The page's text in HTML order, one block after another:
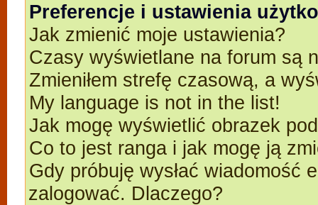
Preferencje i ustawienia
Jak zmienić moje ustawienia?
Czasy wyświetlane na forum są
Zmieniłem strefę czasową, a
My language is not in the list!
Jak mogę wyświetlić obrazek
Co to jest ranga i jak mogę ją
Gdy próbuję wysłać wiadomość
zalogować. Dlaczego?